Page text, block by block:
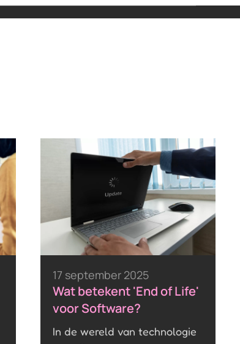
17 september 2025
Wat betekent 'End of Life'
voor Software?
In de wereld van technologie